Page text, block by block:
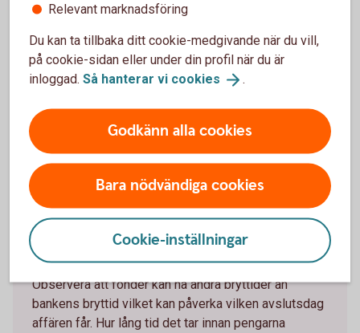
Om du köper en fond från Swedbank Robur före
fondens bryttid får du oftast den dagens kurs.
Observera att fonder kan ha andra bryttider än
bankens bryttid vilket kan påverka vilken avslutsdag
affären får. Kom igång med vår guide och se hur ett
fondköp går till.
Köpa
Sälja fonder
Om du säljer en fond från Swedbank Robur före
fondens bryttid får du oftast den dagens kurs.
Observera att fonder kan ha andra bryttider än
bankens bryttid vilket kan påverka vilken avslutsdag
affären får. Hur lång tid det tar innan pengarna
Relevant marknadsföring
Du kan ta tillbaka ditt cookie-medgivande när du vill,
på cookie-sidan eller under din profil när du är
inloggad. Så hanterar vi cookies .
Godkänn alla cookies
Bara nödvändiga cookies
Cookie-inställningar